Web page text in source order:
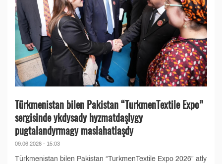
Türkmenistan bilen Pakistan “TurkmenTextile Expo”
sergisinde ykdysady hyzmatdaşlygy
pugtalandyrmagy maslahatlaşdy
09.06.2026 - 15:03
Türkmenistan bilen Pakistan “TurkmenTextile Expo 2026” atly